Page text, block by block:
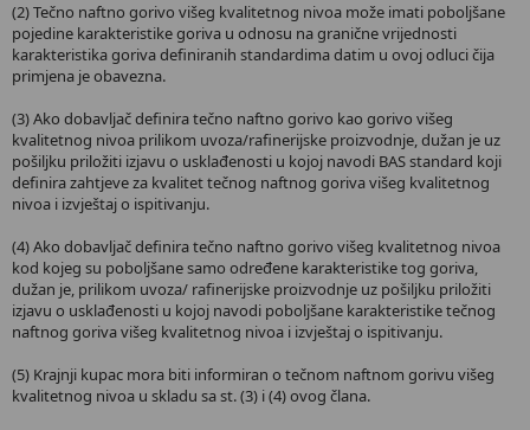
(2) Tečno naftno gorivo višeg kvalitetnog nivoa može imati poboljšane
pojedine karakteristike goriva u odnosu na granične vrijednosti
karakteristika goriva definiranih standardima datim u ovoj odluci čija
primjena je obavezna.
(3) Ako dobavljač definira tečno naftno gorivo kao gorivo višeg
kvalitetnog nivoa prilikom uvoza/rafinerijske proizvodnje, dužan je uz
pošiljku priložiti izjavu o usklađenosti u kojoj navodi BAS standard koji
definira zahtjeve za kvalitet tečnog naftnog goriva višeg kvalitetnog
nivoa i izvještaj o ispitivanju.
(4) Ako dobavljač definira tečno naftno gorivo višeg kvalitetnog nivoa
kod kojeg su poboljšane samo određene karakteristike tog goriva,
dužan je, prilikom uvoza/ rafinerijske proizvodnje uz pošiljku priložiti
izjavu o usklađenosti u kojoj navodi poboljšane karakteristike tečnog
naftnog goriva višeg kvalitetnog nivoa i izvještaj o ispitivanju.
(5) Krajnji kupac mora biti informiran o tečnom naftnom gorivu višeg
kvalitetnog nivoa u skladu sa st. (3) i (4) ovog člana.